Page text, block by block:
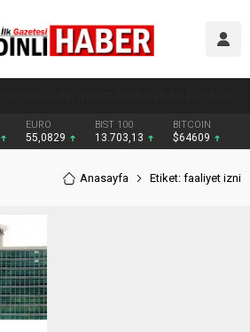
EURO
55,0829
BIST 100
13.703,13
BITCOIN
$64609
Anasayfa Etiket: faaliyet izni